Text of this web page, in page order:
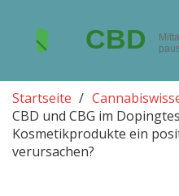
Startseite
CBD und CBG im
Kosmetikprodukte ein
verursachen?